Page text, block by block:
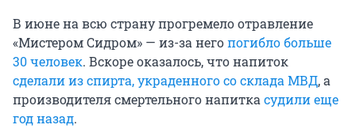
В июне на всю страну прогремело отравление
«Мистером Сидром» — из-за негопогибло больше
30 человек. Вскоре оказалось, что напиток
сделали из спирта, украденного со склада МВД, а
производителя смертельного напитка судили еще
год назад.